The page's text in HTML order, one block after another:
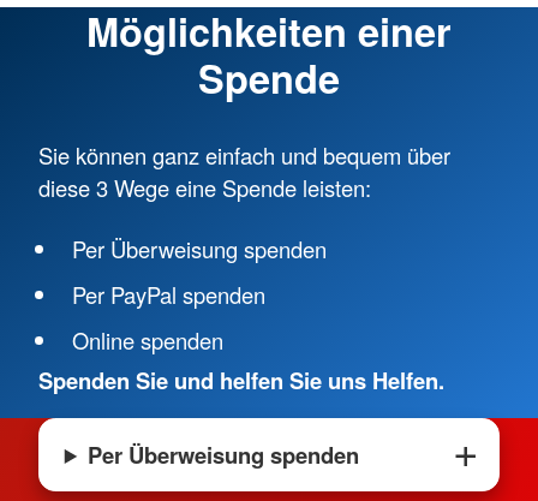
Möglichkeiten einer
Spende
Sie können ganz einfach und bequem über
diese 3 Wege eine Spende leisten:
Per Überweisung spenden
Per PayPal spenden
Online spenden
Spenden Sie und helfen Sie uns Helfen.
Per Überweisung spenden